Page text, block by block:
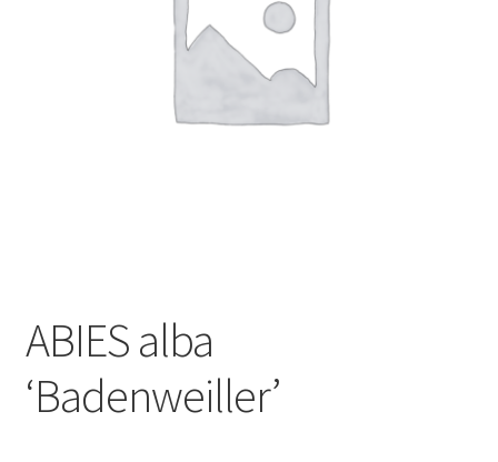
ABIES alba
‘Badenweiller’